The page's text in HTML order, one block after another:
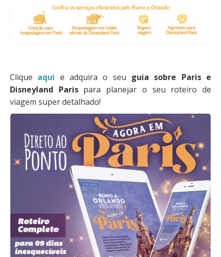
Clique aqui e adquira o seu guia sobre Paris e
Disneyland Parispara planejar o seu roteiro de
viagem super detalhado!